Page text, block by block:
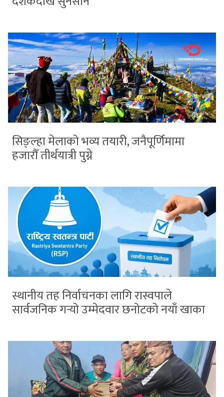
सिङ्ल्हा मेलाको भव्य तयारी, जनैपूर्णिमामा
हजारौँ तीर्थयात्री पुग्ने
स्थानीय तह निर्वाचनका लागि रास्वपाले
सार्वजनिक गर्‍यो उम्मेदवार छनोटको नयाँ खाका